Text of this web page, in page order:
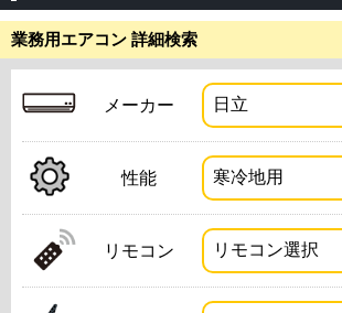
業務用エアコン 詳細検索
メーカー
性能
リモコン